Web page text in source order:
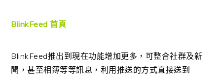
BlinkFeed 首頁
BlinkFeed推出到現在功能增加更多，可整合社群及新
聞，甚至相簿等等訊息，利用推送的方式直接送到